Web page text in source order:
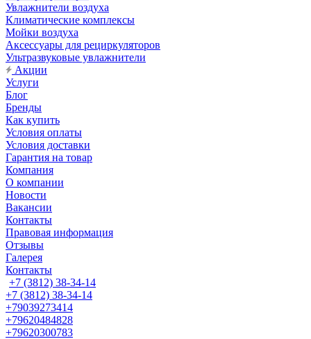
Увлажнители воздуха
Климатические комплексы
Мойки воздуха
Аксессуары для рециркуляторов
Ультразвуковые увлажнители
Акции
Услуги
Блог
Бренды
Как купить
Условия оплаты
Условия доставки
Гарантия на товар
Компания
О компании
Новости
Вакансии
Контакты
Правовая информация
Отзывы
Галерея
Контакты
+7 (3812) 38-34-14
+7 (3812) 38-34-14
+79039273414
+79620484828
+79620300783